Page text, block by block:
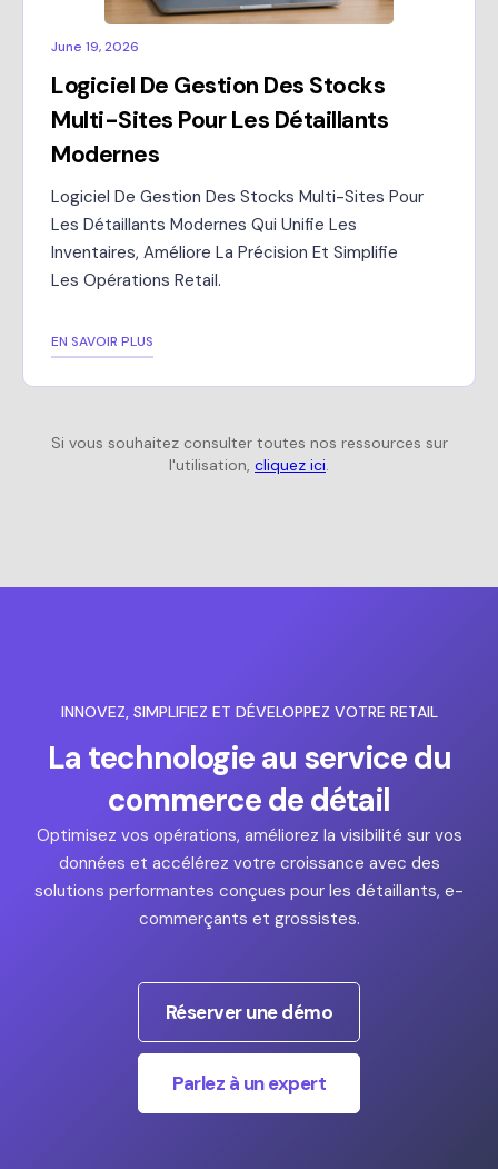
June 19, 2026
Logiciel De Gestion Des Stocks
Multi-Sites Pour Les Détaillants
Modernes
Logiciel De Gestion Des Stocks Multi-Sites Pour
Les Détaillants Modernes Qui Unifie Les
Inventaires, Améliore La Précision Et Simplifie
Les Opérations Retail.
EN SAVOIR PLUS
Si vous souhaitez consulter toutes nos ressources sur
l'utilisation, cliquez ici.
INNOVEZ, SIMPLIFIEZ ET DÉVELOPPEZ VOTRE RETAIL
La technologie au service du
commerce de détail
Optimisez vos opérations, améliorez la visibilité sur vos
données et accélérez votre croissance avec des
solutions performantes conçues pour les détaillants, e-
commerçants et grossistes.
Réserver une démo
Parlez à un expert